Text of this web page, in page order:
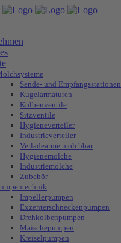
Sende- und Empfangsstationen
Kugelarmaturen
Kolbenventile
Sitzventile
Hygieneverteiler
Industrieverteiler
Verladearme molchbar
Hygienemolche
Industriemolche
Zubehör
Impellerpumpen
Exzenterschneckenpumpen
Drehkolbenpumpen
Maischepumpen
Kreiselpumpen